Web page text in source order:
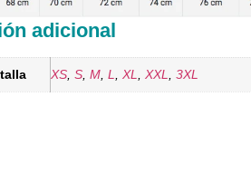
adicional
XS ,S ,M ,L XL XXL ,3XL